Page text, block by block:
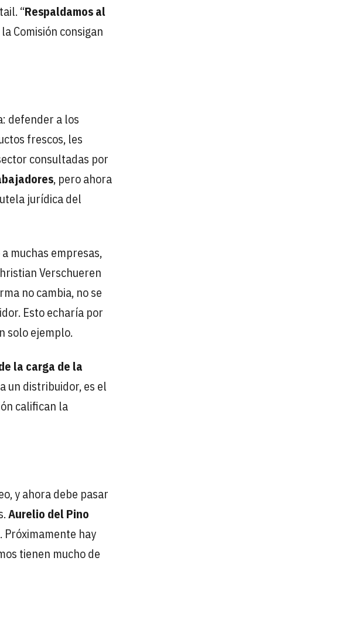
“Respaldamos al
Comisión consigan
defender a los
frescos, les
consultadas por
, pero ahora
jurídica del
muchas empresas,
Verschueren
no cambia, no se
Esto echaría por
solo ejemplo.
la carga de la
un distribuidor, es el
califican la
y ahora debe pasar
Aurelio del Pino
Próximamente hay
tienen mucho de